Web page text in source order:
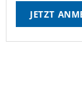
JETZT